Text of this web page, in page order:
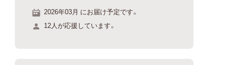
2026年03月 にお届け予定です。
12人が応援しています。